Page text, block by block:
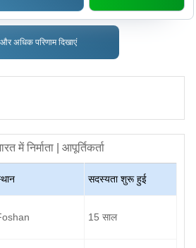
और अधिक परिणाम दिखाएं
में निर्माता | आपूर्तिकर्ता
सदस्यता शुरू हुई
15 साल